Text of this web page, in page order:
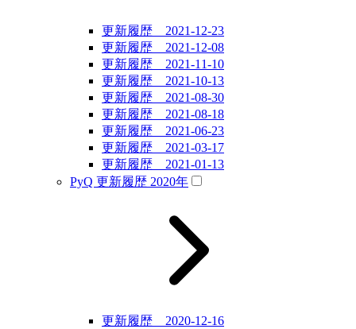
更新履歴 2021-12-23
更新履歴 2021-12-08
更新履歴 2021-11-10
更新履歴 2021-10-13
更新履歴 2021-08-30
更新履歴 2021-08-18
更新履歴 2021-06-23
更新履歴 2021-03-17
更新履歴 2021-01-13
PyQ 更新履歴 2020年
更新履歴 2020-12-16